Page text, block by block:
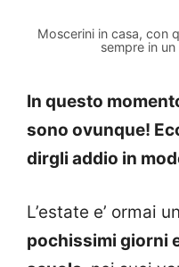
Moscerini in casa, con
sempre in
In questo
sono ovunque!
dirgli addio in
L’estate e’ ormai
pochissimi giorni